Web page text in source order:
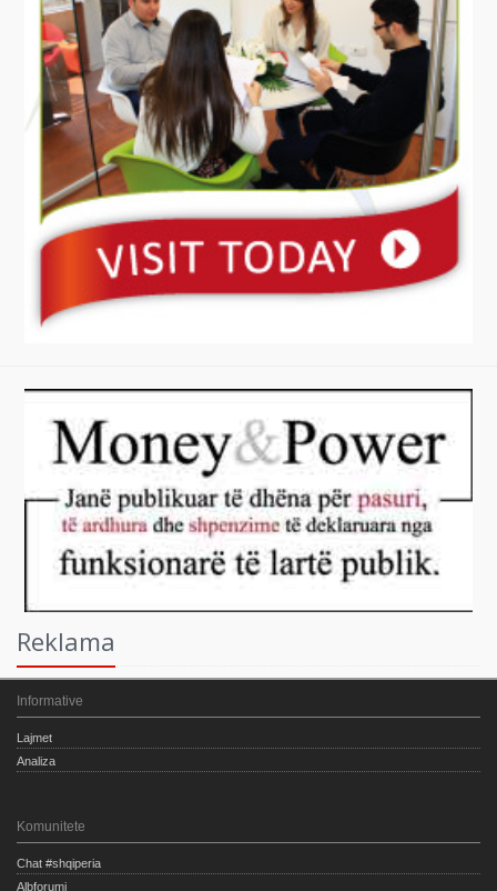
Reklama
Informative
Lajmet
Analiza
Komunitete
Chat #shqiperia
Albforumi